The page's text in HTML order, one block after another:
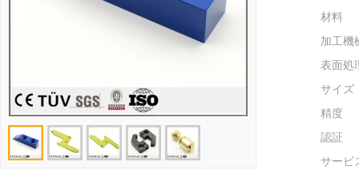
材料
加工機
表面処
サイズ
精度
認証
サービ